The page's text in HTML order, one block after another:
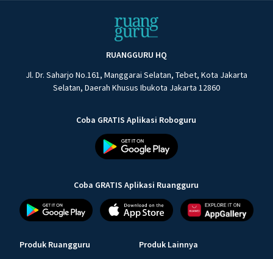
RUANGGURU HQ
Jl. Dr. Saharjo No.161, Manggarai Selatan, Tebet, Kota Jakarta
Selatan, Daerah Khusus Ibukota Jakarta 12860
Coba GRATIS Aplikasi Roboguru
Coba GRATIS Aplikasi Ruangguru
Produk Ruangguru Produk Lainnya